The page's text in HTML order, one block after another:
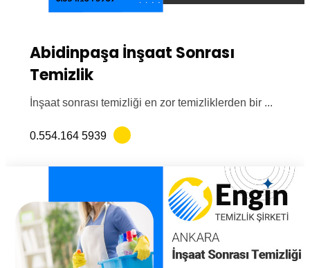
Abidinpaşa İnşaat Sonrası
Temizlik
İnşaat sonrası temizliği en zor temizliklerden bir ...
0.554.164 5939